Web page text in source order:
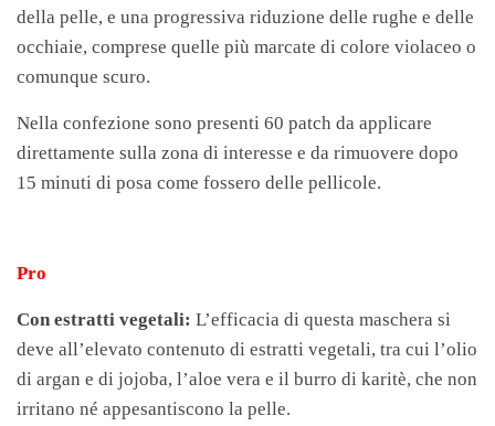
della pelle, e una progressiva riduzione delle rughe e delle
occhiaie, comprese quelle più marcate di colore violaceo o
comunque scuro.
Nella confezione sono presenti 60 patch da applicare
direttamente sulla zona di interesse e da rimuovere dopo
15 minuti di posa come fossero delle pellicole.
Pro
Con estratti vegetali: L’efficacia di questa maschera si
deve all’elevato contenuto di estratti vegetali, tra cui l’olio
di argan e di jojoba, l’aloe vera e il burro di karitè, che non
irritano né appesantiscono la pelle.